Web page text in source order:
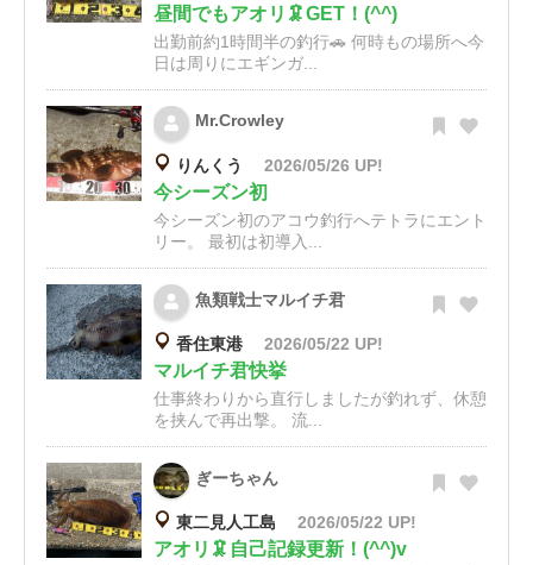
昼間でもアオリ🦑GET！(^^)
出勤前約1時間半の釣行🚗 何時もの場所へ今
日は周りにエギンガ...
Mr.Crowley
りんくう 2026/05/26 UP!
今シーズン初
今シーズン初のアコウ釣行へテトラにエント
リー。 最初は初導入...
魚類戦士マルイチ君
香住東港 2026/05/22 UP!
マルイチ君快挙
仕事終わりから直行しましたが釣れず、休憩
を挟んで再出撃。 流...
ぎーちゃん
東二見人工島 2026/05/22 UP!
アオリ🦑自己記録更新！(^^)v